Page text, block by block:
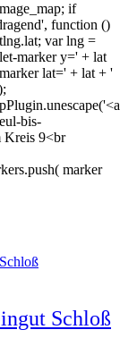
if
function ()
var lng =
marker y=' + lat
lat=' + lat + '
bis-
Kreis 9<br
marker
Schloß